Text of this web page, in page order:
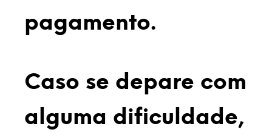
pagamento.
Caso se depare com
alguma dificuldade,